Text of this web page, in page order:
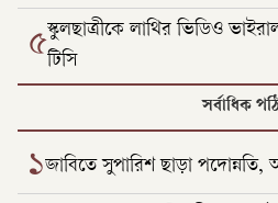
৫স্কুলছাত্রীকে লাথির ভিডিও
টিসি
সর্বাধিক
১জাবিতে সুপারিশ ছাড়া